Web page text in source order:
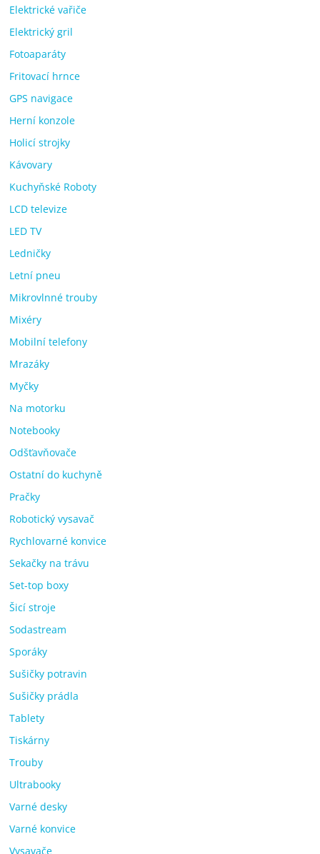
Elektrické vařiče
Elektrický gril
Fotoaparáty
Fritovací hrnce
GPS navigace
Herní konzole
Holicí strojky
Kávovary
Kuchyňské Roboty
LCD televize
LED TV
Ledničky
Letní pneu
Mikrovlnné trouby
Mixéry
Mobilní telefony
Mrazáky
Myčky
Na motorku
Notebooky
Odšťavňovače
Ostatní do kuchyně
Pračky
Robotický vysavač
Rychlovarné konvice
Sekačky na trávu
Set-top boxy
Šicí stroje
Sodastream
Sporáky
Sušičky potravin
Sušičky prádla
Tablety
Tiskárny
Trouby
Ultrabooky
Varné desky
Varné konvice
Vysavače